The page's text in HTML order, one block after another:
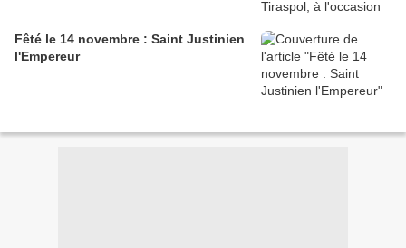
Fêté le 14 novembre : Saint Justinien
l'Empereur